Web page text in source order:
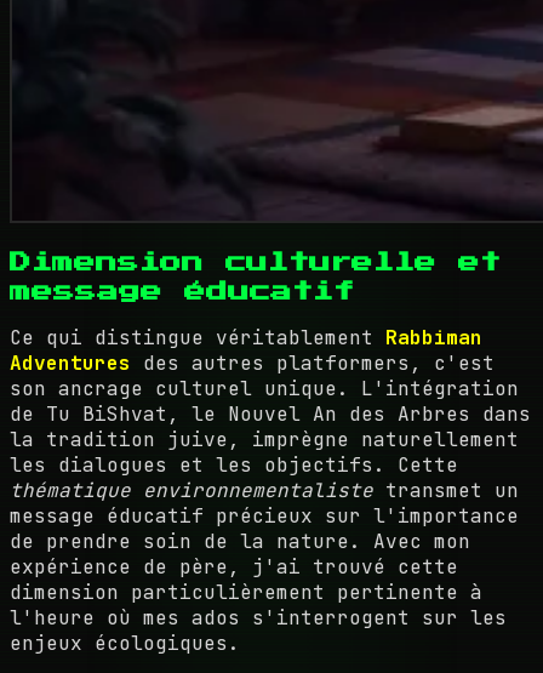
Dimension culturelle et
message éducatif
Ce qui distingue véritablement Rabbiman
Adventures des autres platformers, c'est
son ancrage culturel unique. L'intégration
de Tu BiShvat, le Nouvel An des Arbres dans
la tradition juive, imprègne naturellement
les dialogues et les objectifs. Cette
thématique environnementaliste transmet un
message éducatif précieux sur l'importance
de prendre soin de la nature. Avec mon
expérience de père, j'ai trouvé cette
dimension particulièrement pertinente à
l'heure où mes ados s'interrogent sur les
enjeux écologiques.